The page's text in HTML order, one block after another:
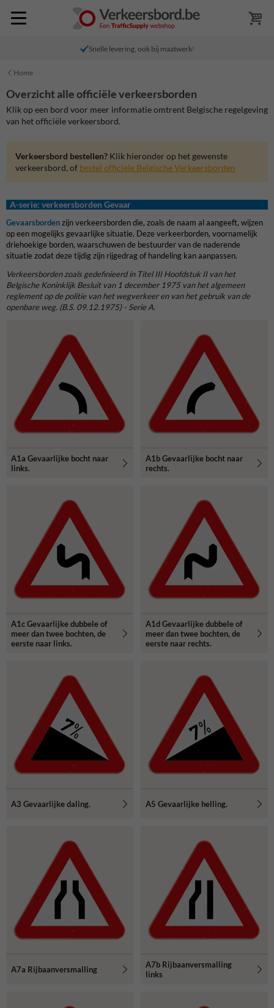
Snelle levering, ook bij maatwerk!
Home
Overzicht alle officiële verkeersborden
Klik op een bord voor meer informatie omtrent Belgische regelgeving
van het officiële verkeersbord.
Verkeersbord bestellen?Klik hieronder op het gewenste
verkeersbord, of bestel officiele Belgische Verkeersborden
A-serie: verkeersborden Gevaar
Gevaarsbordenzijn verkeersborden die, zoals de naam al aangeeft, wijzen
op een mogelijks gevaarlijke situatie. Deze verkeerborden, voornamelijk
driehoekige borden, waarschuwen de bestuurder van de naderende
situatie zodat deze tijdig zijn rijgedrag of handeling kan aanpassen.
Verkeersborden zoals gedefinieerd in Titel III Hoofdstuk II van het
Belgische Koninklijk Besluit van 1 december 1975 van het algemeen
reglement op de politie van het wegverkeer en van het gebruik van de
openbare weg. (B.S. 09.12.1975) - Serie A.
A1a Gevaarlijke bocht naar
links.
A1b Gevaarlijke bocht naar
rechts.
A1c Gevaarlijke dubbele of
meer dan twee bochten, de
eerste naar links.
A1d Gevaarlijke dubbele of
meer dan twee bochten, de
eerste naar rechts.
A3 Gevaarlijke daling. A5 Gevaarlijke helling.
A7a Rijbaanversmalling
A7b Rijbaanversmalling
links